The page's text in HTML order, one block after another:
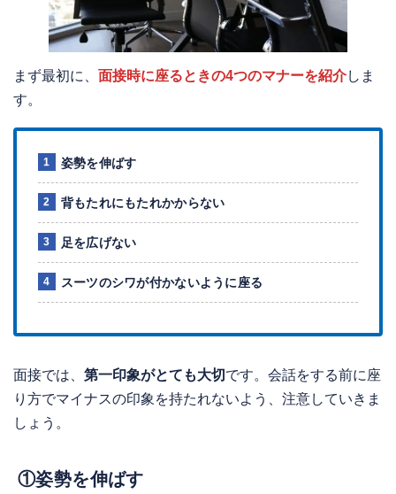
まず最初に、 面接時に座るときの4つのマナーを紹介しま
す。
姿勢を伸ばす
背もたれにもたれかからない
足を広げない
スーツのシワが付かないように座る
面接では、 第一印象がとても大切です。会話をする前に座
り方でマイナスの印象を持たれないよう、注意していきま
しょう。
①姿勢を伸ばす